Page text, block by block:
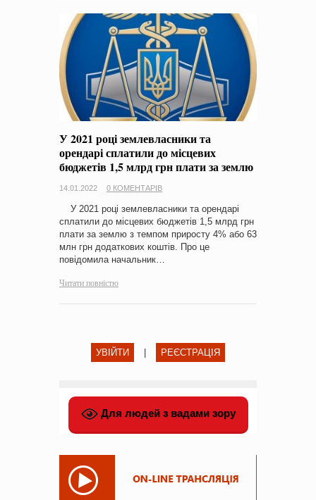
У 2021 році землевласники та
орендарі сплатили до місцевих
бюджетів 1,5 млрд грн плати за землю
14.01.2022 0 КОМЕНТАРІВ
У 2021 році землевласники та орендарі
сплатили до місцевих бюджетів 1,5 млрд грн
плати за землю з темпом приросту 4% або 63
млн грн додаткових коштів. Про це
повідомила начальник…
Читати повністю
УВІЙТИ | РЕЄСТРАЦІЯ
Для людей з вадами зору